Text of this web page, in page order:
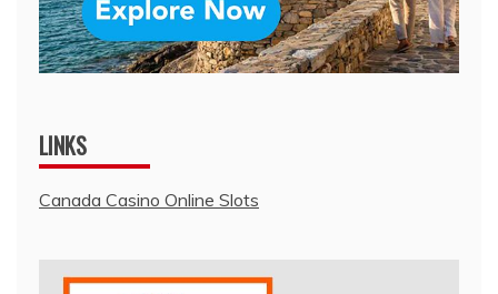
LINKS
Canada Casino Online Slots